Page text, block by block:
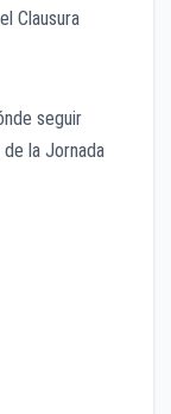
Clausura
seguir
la Jornada